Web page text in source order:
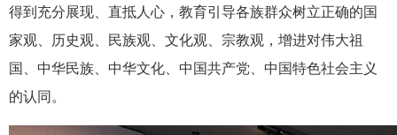
得到充分展现、直抵人心，教育引导各族群众树立正确的国
家观、历史观、民族观、文化观、宗教观，增进对伟大祖
国、中华民族、中华文化、中国共产党、中国特色社会主义
的认同。